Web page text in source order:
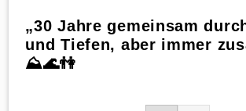
„30 Jahre gemeinsam
und Tiefen, aber immer
⛰️🌊👫